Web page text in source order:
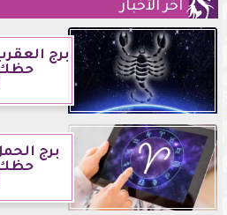
آخر الأخبار